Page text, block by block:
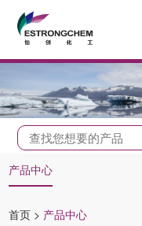
产品中心
首页 > 产品中心